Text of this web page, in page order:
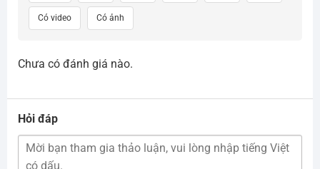
Có video Có ảnh
Chưa có đánh giá nào.
Hỏi đáp